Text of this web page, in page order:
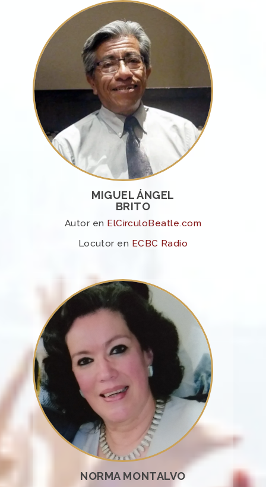
MIGUEL ÁNGEL
BRITO
Autor en ElCirculoBeatle.com
Locutor en ECBC Radio
NORMA MONTALVO